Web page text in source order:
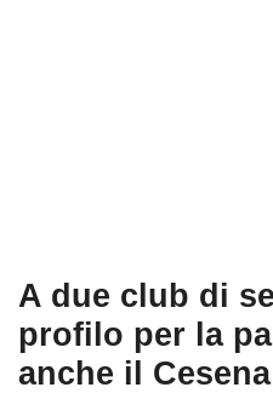
A due club di
profilo per la
anche il Cesena